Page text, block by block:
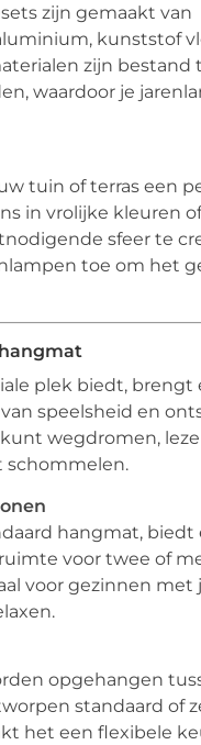
zijn gemaakt van
kunststof
zijn bestand
waardoor je
tuin of terras een
in vrolijke kleuren of
sfeer te
toe om het
plek biedt, brengt
speelsheid en
wegdromen,
schommelen.
hangmat, biedt
voor twee of
voor gezinnen met
opgehangen
standaard of
het een flexibele